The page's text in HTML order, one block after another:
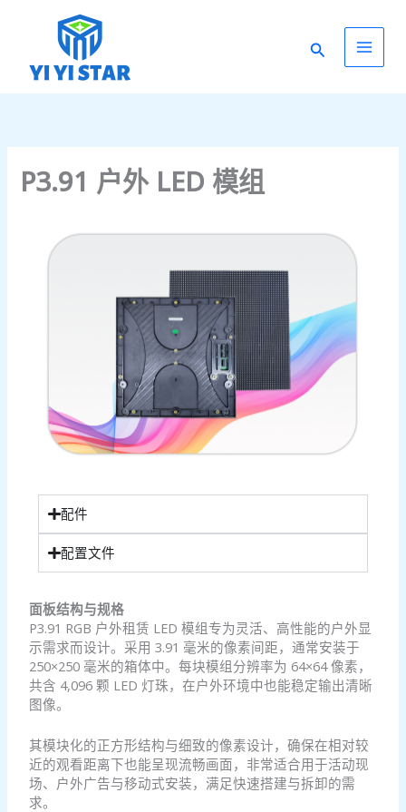
搜
P3.91 户外 LED 模组
配件
配置文件
面板结构与规格
P3.91 RGB 户外租赁 LED 模组专为灵活、高性能的户外显
示需求而设计。采用 3.91 毫米的像素间距，通常安装于
250×250 毫米的箱体中。每块模组分辨率为 64×64 像素，
共含 4,096 颗 LED 灯珠，在户外环境中也能稳定输出清晰
图像。
其模块化的正方形结构与细致的像素设计，确保在相对较
近的观看距离下也能呈现流畅画面，非常适合用于活动现
场、户外广告与移动式安装，满足快速搭建与拆卸的需
求。